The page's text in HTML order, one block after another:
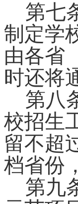
第七
制定学
由各省
时还将
第八
校招生
留不超
档省份
第九